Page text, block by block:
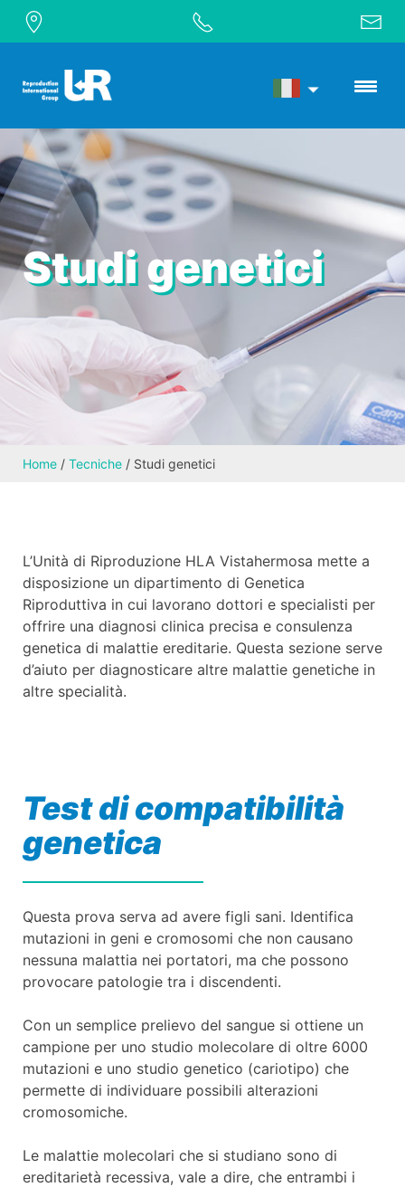
Studi genetici
Home / Tecniche / Studi genetici
L’Unità di Riproduzione HLA Vistahermosa mette a
disposizione un dipartimento di Genetica
Riproduttiva in cui lavorano dottori e specialisti per
offrire una diagnosi clinica precisa e consulenza
genetica di malattie ereditarie. Questa sezione serve
d’aiuto per diagnosticare altre malattie genetiche in
altre specialità.
Test di compatibilità
genetica
Questa prova serva ad avere figli sani. Identifica
mutazioni in geni e cromosomi che non causano
nessuna malattia nei portatori, ma che possono
provocare patologie tra i discendenti.
Con un semplice prelievo del sangue si ottiene un
campione per uno studio molecolare di oltre 6000
mutazioni e uno studio genetico (cariotipo) che
permette di individuare possibili alterazioni
cromosomiche.
Le malattie molecolari che si studiano sono di
ereditarietà recessiva, vale a dire, che entrambi i